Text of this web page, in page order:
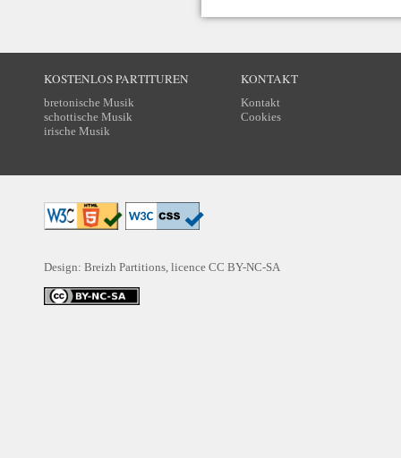
KOSTENLOS PARTITUREN
bretonische Musik
schottische Musik
irische Musik
KONTAKT
Kontakt
Cookies
Design: Breizh Partitions, licence CC BY-NC-SA